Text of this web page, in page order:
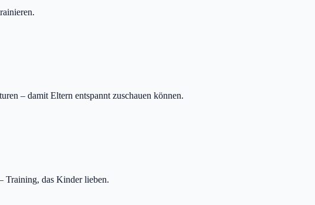
– damit Eltern entspannt zuschauen können.
Training, das Kinder lieben.